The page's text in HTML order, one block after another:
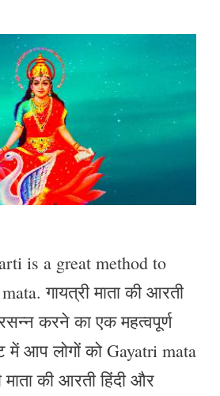
is a great method to
गायत्री माता की आरती
करने का एक महत्वपूर्ण
में आप लोगों को Gayatri mata
की आरती हिंदी और